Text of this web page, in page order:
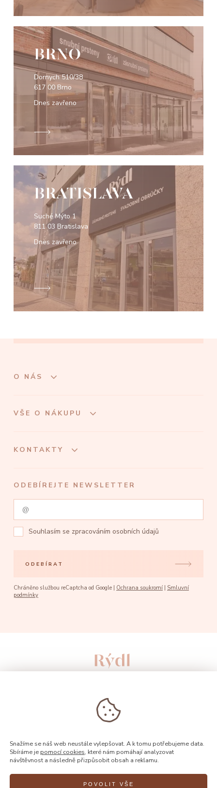
BRNO
Dornych 510/38
617 00 Brno
Dnes zavřeno
BRATISLAVA
Suché Mýto 1
811 03 Bratislava
Dnes zavřeno
O NÁS
VŠE O NÁKUPU
KONTAKTY
ODEBÍREJTE NEWSLETTER
Souhlasím se zpracováním osobních údajů
ODEBÍRAT
Chráněno službou reCaptcha od Google | Ochrana soukromí
Smluvní
podmínky
Snažíme se náš web neustále vylepšovat. A k tomu potřebujeme data.
Sbíráme je pomocí cookies, které nám pomáhají analyzovat
návštěvnost a následně přizpůsobit obsah a reklamu.
POVOLIT VŠE